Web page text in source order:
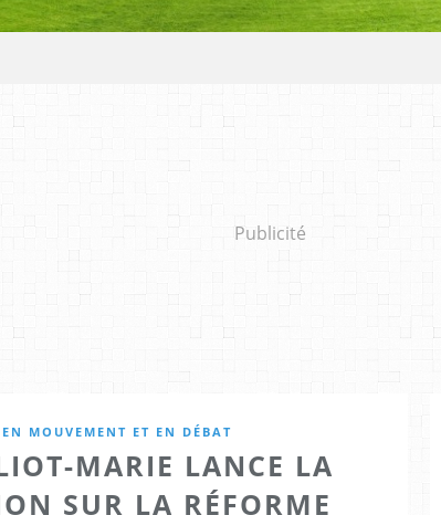
Publicité
MOUVEMENT ET EN DÉBAT
MARIE LANCE LA
SUR LA RÉFORME